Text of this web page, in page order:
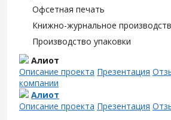
Офсетная печать
Книжно-журнальное
Производство упаковки
Алиот
Описание проекта Презентация
компании
Алиот
Описание проекта Презентация